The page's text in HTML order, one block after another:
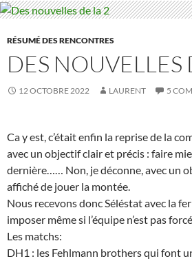
RÉSUMÉ DES RENCONTRES
DES NOUVELLES
12 OCTOBRE 2022 LAURENT 5
Ca y est, c’était enfin la reprise de la
avec un objectif clair et précis : faire
dernière…… Non, je déconne, avec un
affiché de jouer la montée.
Nous recevons donc Séléstat avec la
imposer même si l’équipe n’est pas
Les matchs:
DH1 : les Fehlmann brothers qui font